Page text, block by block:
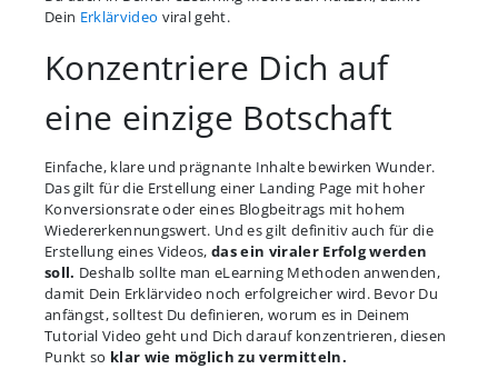
Dein Erklärvideo viral geht.
Konzentriere Dich auf
eine einzige Botschaft
Einfache, klare und prägnante Inhalte bewirken Wunder.
Das gilt für die Erstellung einer Landing Page mit hoher
Konversionsrate oder eines Blogbeitrags mit hohem
Wiedererkennungswert. Und es gilt definitiv auch für die
Erstellung eines Videos,das ein viraler Erfolg werden
soll. Deshalb sollte man eLearning Methoden anwenden,
damit Dein Erklärvideo noch erfolgreicher wird. Bevor Du
anfängst, solltest Du definieren, worum es in Deinem
Tutorial Video geht und Dich darauf konzentrieren, diesen
Punkt so klar wie möglich zu vermitteln.